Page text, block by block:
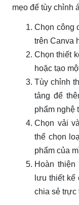
mẹo để tùy chỉnh
Chọn công
trên Canva
Chọn thiết
hoặc tạo
Tùy chỉnh
tảng để
phẩm nghệ
Chọn vải
thể chọn
phẩm của
Hoàn
lưu thiết
chia sẻ trực